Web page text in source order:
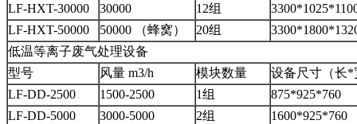
LF-HXT-30000
30000 12组
LF-HXT-50000
50000 （蜂窝） 20组
低温等离子废气处理设备
型号
风量 m3/h 模块数量
设备尺寸（长
LF-DD-2500
1500-2500 1组
875*925*760
LF-DD-5000
3000-5000 2组
1600*925*760